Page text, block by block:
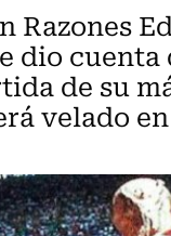
Razones
dio
de su
velado